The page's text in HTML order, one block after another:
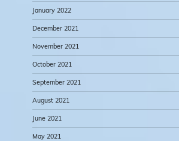
January 2022
December 2021
November 2021
October 2021
September 2021
August 2021
June 2021
May 2021